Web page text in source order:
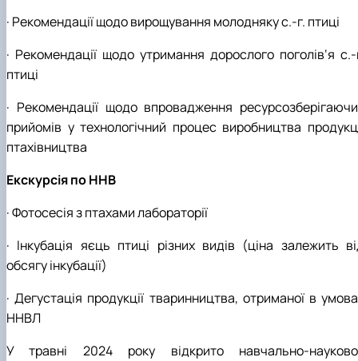
· Рекомендації щодо вирощування молодняку с.-г. птиці
· Рекомендації щодо утримання дорослого поголів‘я с.-
птиці
· Рекомендації щодо впровадження
прийомів у технологічний процес виробництва
птахівництва
Екскурсія по ННВ
· Фотосесія з птахами лабораторії
· Інкубація яєць птиці різних видів (ціна залежить
обсягу інкубації)
· Дегустація продукції тваринництва, отриманої в
ННВЛ
У травні 2024 року відкрито навчально-